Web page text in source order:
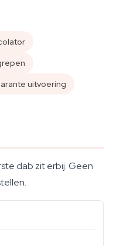
uitvoering
dab zit erbij. Geen